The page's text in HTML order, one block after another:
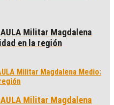
Militar Magdalena
en la región
Militar Magdalena